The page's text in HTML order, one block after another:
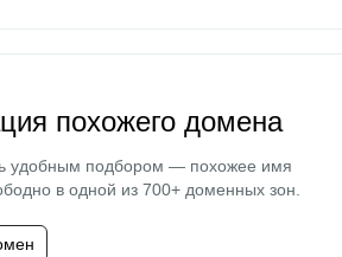
похожего домена
удобным подбором — похожее имя
в одной из 700+ доменных зон.